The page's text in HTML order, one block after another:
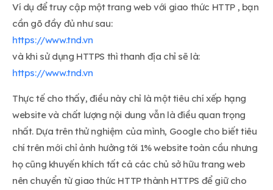
Ví dụ để truy cập một trang web với giao thức HTTP , bạn
cần gõ đầy đủ như sau:
https://www.tnd.vn
và khi sử dụng HTTPS thì thanh địa chỉ sẽ là:
https://www.tnd.vn
Thực tế cho thấy, điều này chỉ là một tiêu chí xếp hạng
website và chất lượng nội dung vẫn là điều quan trọng
nhất. Dựa trên thử nghiệm của mình, Google cho biết tiêu
chí trên mới chỉ ảnh hưởng tới 1% website toàn cầu nhưng
họ cũng khuyến khích tất cả các chủ sở hữu trang web
nên chuyển từ giao thức HTTP thành HTTPS để giữ cho